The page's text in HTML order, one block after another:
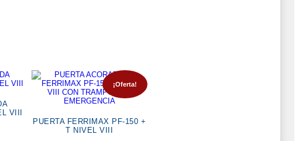
VIII
¡Oferta!
PUERTA FERRIMAX PF-150 +
T NIVEL VIII